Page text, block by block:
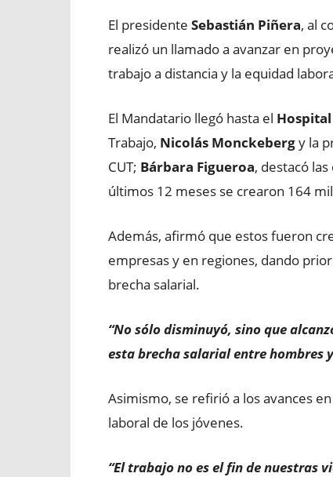
El presidente Sebastián Piñera, al
realizó un llamado a avanzar en
trabajo a distancia y la equidad
El Mandatario llegó hasta el
Trabajo, Nicolás Monckebergy la
CUT; Bárbara Figueroa, destacó
últimos 12 meses se crearon 164
Además, afirmó que estos fueron
empresas y en regiones, dando
brecha salarial.
“No sólo disminuyó, sino que
esta brecha salarial entre hombres
Asimismo, se refirió a los avances
laboral de los jóvenes.
“El trabajo no es el fin de nuestras